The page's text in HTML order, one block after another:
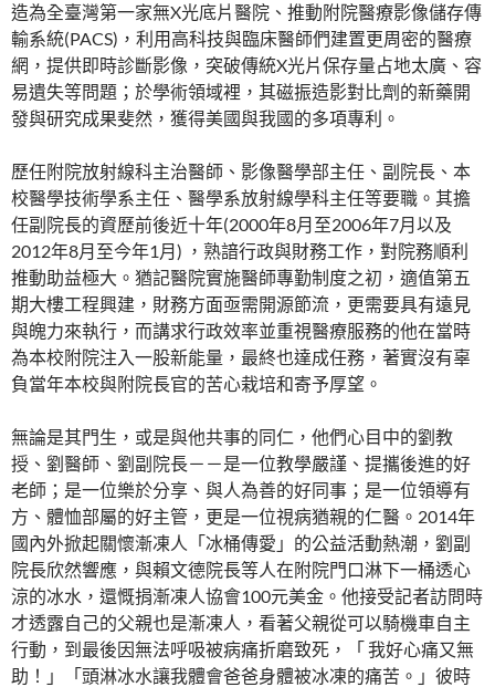
造為全臺灣第一家無X光底片醫院、推動附院醫療影像儲存傳
輸系統(PACS)，利用高科技與臨床醫師們建置更周密的醫療
網，提供即時診斷影像，突破傳統X光片保存量占地太廣、容
易遺失等問題；於學術領域裡，其磁振造影對比劑的新藥開
發與研究成果斐然，獲得美國與我國的多項專利。
歷任附院放射線科主治醫師、影像醫學部主任、副院長、本
校醫學技術學系主任、醫學系放射線學科主任等要職。其擔
任副院長的資歷前後近十年(2000年8月至2006年7月以及
2012年8月至今年1月) ，熟諳行政與財務工作，對院務順利
推動助益極大。猶記醫院實施醫師專勤制度之初，適值第五
期大樓工程興建，財務方面亟需開源節流，更需要具有遠見
與魄力來執行，而講求行政效率並重視醫療服務的他在當時
為本校附院注入一股新能量，最終也達成任務，著實沒有辜
負當年本校與附院長官的苦心栽培和寄予厚望。
無論是其門生，或是與他共事的同仁，他們心目中的劉教
授、劉醫師、劉副院長－－是一位教學嚴謹、提攜後進的好
老師；是一位樂於分享、與人為善的好同事；是一位領導有
方、體恤部屬的好主管，更是一位視病猶親的仁醫。2014年
國內外掀起關懷漸凍人「冰桶傳愛」的公益活動熱潮，劉副
院長欣然響應，與賴文德院長等人在附院門口淋下一桶透心
涼的冰水，還慨捐漸凍人協會100元美金。他接受記者訪問時
才透露自己的父親也是漸凍人，看著父親從可以騎機車自主
行動，到最後因無法呼吸被病痛折磨致死，「 我好心痛又無
助！」「頭淋冰水讓我體會爸爸身體被冰凍的痛苦。」彼時